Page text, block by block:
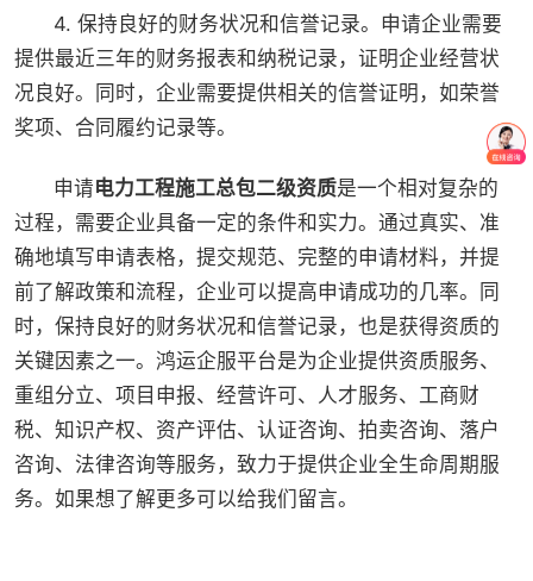
4. 保持良好的财务状况和信誉记录。申请企业需要
提供最近三年的财务报表和纳税记录，证明企业经营状
况良好。同时，企业需要提供相关的信誉证明，如荣誉
奖项、合同履约记录等。
申请电力工程施工总包二级资质是一个相对复杂的
过程，需要企业具备一定的条件和实力。通过真实、准
确地填写申请表格，提交规范、完整的申请材料，并提
前了解政策和流程，企业可以提高申请成功的几率。同
时，保持良好的财务状况和信誉记录，也是获得资质的
关键因素之一。鸿运企服平台是为企业提供资质服务、
重组分立、项目申报、经营许可、人才服务、工商财
税、知识产权、资产评估、认证咨询、拍卖咨询、落户
咨询、法律咨询等服务，致力于提供企业全生命周期服
务。如果想了解更多可以给我们留言。